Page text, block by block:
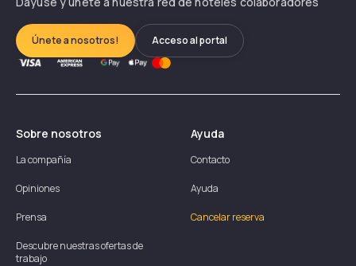
Únete a nosotros! Acceso al portal
Sobre nosotros
La compañía
Opiniones
Prensa
Descubre nuestras ofertas de
trabajo
Ayuda
Contacto
Ayuda
Cancelar reserva